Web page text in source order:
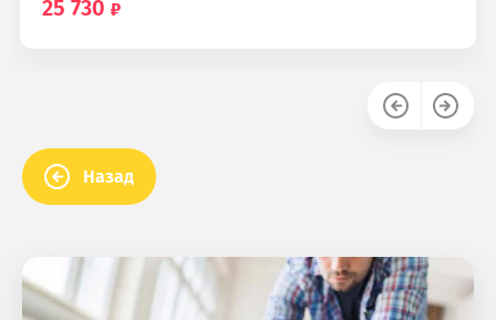
25 730
Назад